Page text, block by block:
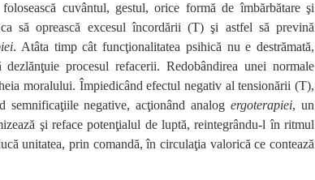
cuvântul, gestul, orice formă de îmbărbătare şi
să oprească excesul încordării (T) şi astfel să prevină
. Atâta timp cât funcţionalitatea psihică nu e destrămată,
procesul refacerii. Redobândirea unei normale
moralului. Împiedicând efectul negativ al tensionării (T),
semnificaţiile negative, acţionând analogergoterapiei, un
şi reface potenţialul de luptă, reintegrându-l în ritmul
unitatea, prin comandă, în circulaţia valorică ce contează